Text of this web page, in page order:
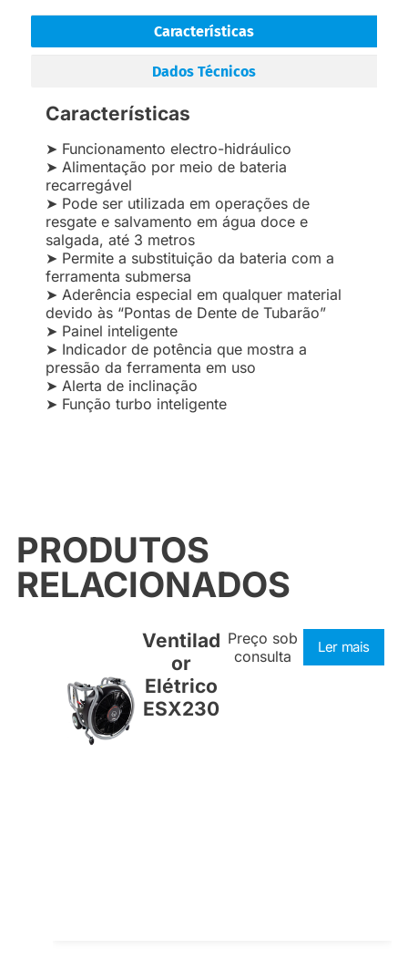
Características
Dados Técnicos
Características
➤ Funcionamento electro-hidráulico
➤ Alimentação por meio de bateria
recarregável
➤ Pode ser utilizada em operações de
resgate e salvamento em água doce e
salgada, até 3 metros
➤ Permite a substituição da bateria com a
ferramenta submersa
➤ Aderência especial em qualquer material
devido às “Pontas de Dente de Tubarão”
➤ Painel inteligente
➤ Indicador de potência que mostra a
pressão da ferramenta em uso
➤ Alerta de inclinação
➤ Função turbo inteligente
PRODUTOS
RELACIONADOS
Ventilad
or
Elétrico
ESX230
Preço sob
consulta
Ler mais